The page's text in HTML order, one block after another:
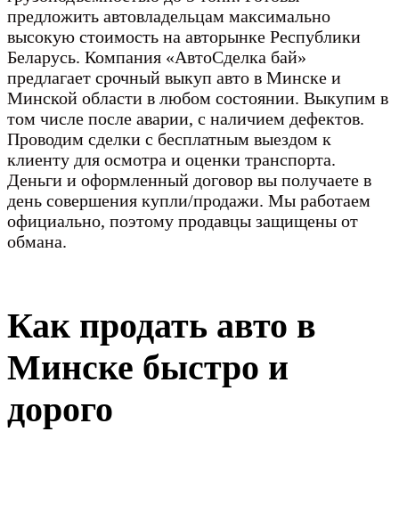
предложить автовладельцам максимально
высокую стоимость на авторынке Республики
Беларусь. Компания «АвтоСделка бай»
предлагает срочный выкуп авто в Минске и
Минской области в любом состоянии. Выкупим в
том числе после аварии, с наличием дефектов.
Проводим сделки с бесплатным выездом к
клиенту для осмотра и оценки транспорта.
Деньги и оформленный договор вы получаете в
день совершения купли/продажи. Мы работаем
официально, поэтому продавцы защищены от
обмана.
Как продать авто в
Минске быстро и
дорого